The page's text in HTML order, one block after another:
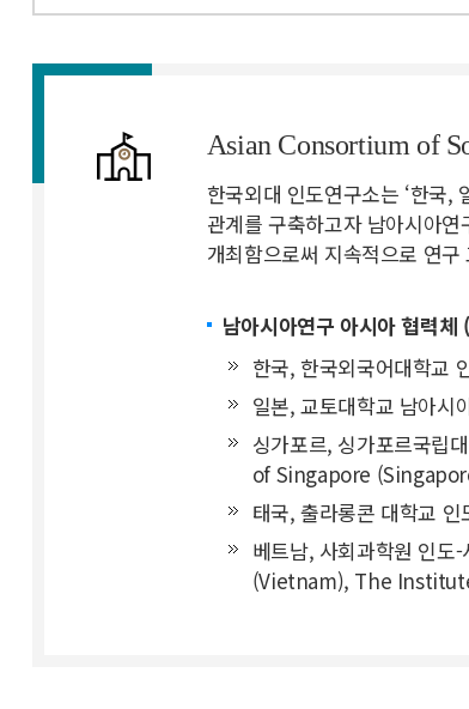
Asian Consortium of
한국외대 인도연구소는 ‘한국,
관계를 구축하고자 남아시아
개최함으로써 지속적으로 연
남아시아연구 아시아 협력
한국, 한국외국어대학
일본, 교토대학교 남아
싱가포르, 싱가포르국
of Singapore
태국, 출라롱콘 대학교
베트남, 사회과학원 인
(Vietnam), The